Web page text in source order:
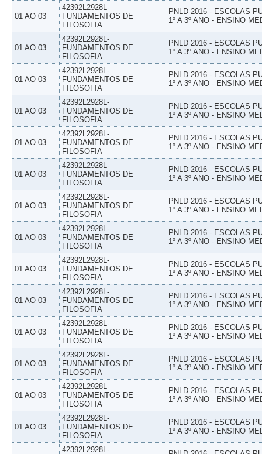
01 AO 03
42392L2928L-
FUNDAMENTOS DE
FILOSOFIA
PNLD 2016 - ESCOLAS
1º A 3º ANO - ENSINO
01 AO 03
42392L2928L-
FUNDAMENTOS DE
FILOSOFIA
PNLD 2016 - ESCOLAS
1º A 3º ANO - ENSINO
01 AO 03
42392L2928L-
FUNDAMENTOS DE
FILOSOFIA
PNLD 2016 - ESCOLAS
1º A 3º ANO - ENSINO
01 AO 03
42392L2928L-
FUNDAMENTOS DE
FILOSOFIA
PNLD 2016 - ESCOLAS
1º A 3º ANO - ENSINO
01 AO 03
42392L2928L-
FUNDAMENTOS DE
FILOSOFIA
PNLD 2016 - ESCOLAS
1º A 3º ANO - ENSINO
01 AO 03
42392L2928L-
FUNDAMENTOS DE
FILOSOFIA
PNLD 2016 - ESCOLAS
1º A 3º ANO - ENSINO
01 AO 03
42392L2928L-
FUNDAMENTOS DE
FILOSOFIA
PNLD 2016 - ESCOLAS
1º A 3º ANO - ENSINO
01 AO 03
42392L2928L-
FUNDAMENTOS DE
FILOSOFIA
PNLD 2016 - ESCOLAS
1º A 3º ANO - ENSINO
01 AO 03
42392L2928L-
FUNDAMENTOS DE
FILOSOFIA
PNLD 2016 - ESCOLAS
1º A 3º ANO - ENSINO
01 AO 03
42392L2928L-
FUNDAMENTOS DE
FILOSOFIA
PNLD 2016 - ESCOLAS
1º A 3º ANO - ENSINO
01 AO 03
42392L2928L-
FUNDAMENTOS DE
FILOSOFIA
PNLD 2016 - ESCOLAS
1º A 3º ANO - ENSINO
01 AO 03
42392L2928L-
FUNDAMENTOS DE
FILOSOFIA
PNLD 2016 - ESCOLAS
1º A 3º ANO - ENSINO
01 AO 03
42392L2928L-
FUNDAMENTOS DE
FILOSOFIA
PNLD 2016 - ESCOLAS
1º A 3º ANO - ENSINO
01 AO 03
42392L2928L-
FUNDAMENTOS DE
FILOSOFIA
PNLD 2016 - ESCOLAS
1º A 3º ANO - ENSINO
42392L2928L-